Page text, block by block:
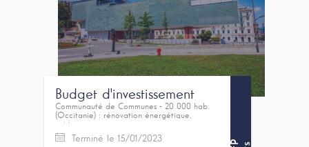
Budget d'investissement
Communauté de Communes - 20 000 hab.
(Occitanie) : rénovation énergétique,
voirie...
Terminé le 15/01/2023